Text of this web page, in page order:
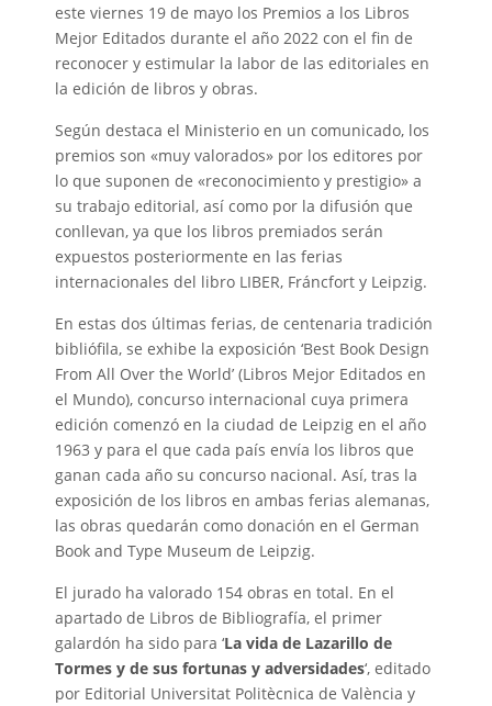
este viernes 19 de mayo los Premios a los Libros
Mejor Editados durante el año 2022 con el fin de
reconocer y estimular la labor de las editoriales en
la edición de libros y obras.
Según destaca el Ministerio en un comunicado, los
premios son «muy valorados» por los editores por
lo que suponen de «reconocimiento y prestigio» a
su trabajo editorial, así como por la difusión que
conllevan, ya que los libros premiados serán
expuestos posteriormente en las ferias
internacionales del libro LIBER, Fráncfort y Leipzig.
En estas dos últimas ferias, de centenaria tradición
bibliófila, se exhibe la exposición ‘Best Book Design
From All Over the World’ (Libros Mejor Editados en
el Mundo), concurso internacional cuya primera
edición comenzó en la ciudad de Leipzig en el año
1963 y para el que cada país envía los libros que
ganan cada año su concurso nacional. Así, tras la
exposición de los libros en ambas ferias alemanas,
las obras quedarán como donación en el German
Book and Type Museum de Leipzig.
El jurado ha valorado 154 obras en total. En el
apartado de Libros de Bibliografía, el primer
galardón ha sido para ‘La vida de Lazarillo de
Tormes y de sus fortunas y adversidades‘, editado
por Editorial Universitat Politècnica de València y